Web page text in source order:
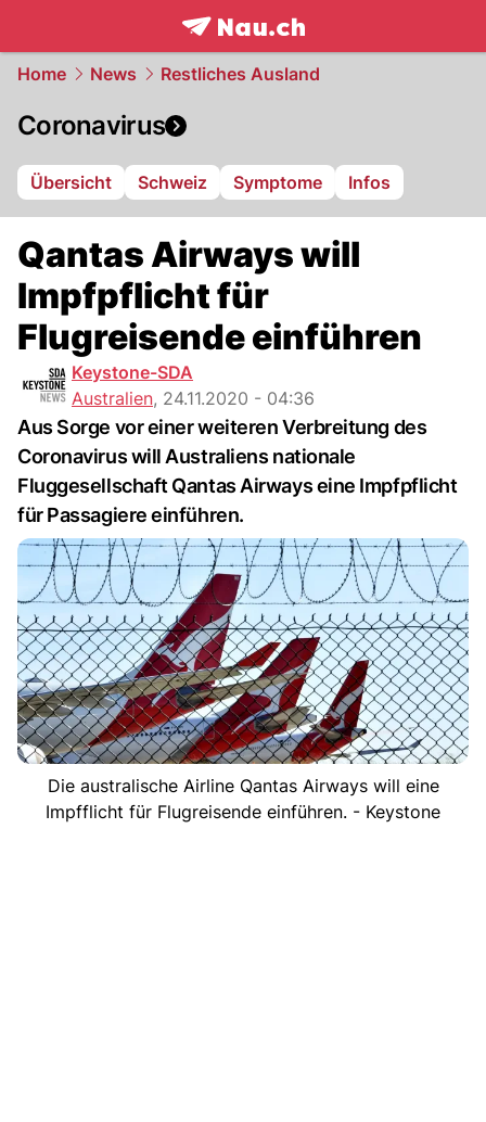
frontpage.NAU.ch
Home News Restliches Ausland
Coronavirus
Übersicht Schweiz Symptome Infos
Qantas Airways will
Impfpflicht für
Flugreisende einführen
Keystone-SDA
Australien, 24.11.2020 - 04:36
Aus Sorge vor einer weiteren Verbreitung des
Coronavirus will Australiens nationale
Fluggesellschaft Qantas Airways eine Impfpflicht
für Passagiere einführen.
Die australische Airline Qantas Airways will eine
Impfflicht für Flugreisende einführen. - Keystone